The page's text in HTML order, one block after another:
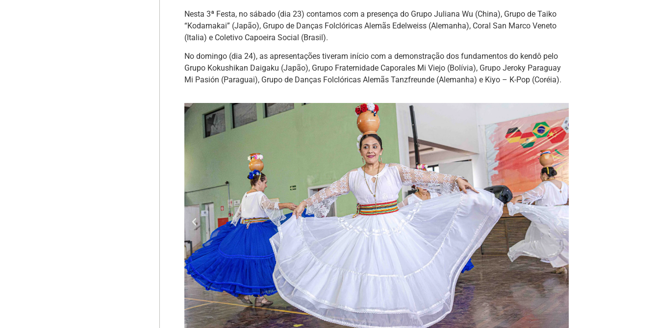
Nesta 3ª Festa, no sábado (dia 23) contamos com a presença do Grupo Juliana Wu (China), Grupo de Taiko
“Kodamakai” (Japão), Grupo de Danças Folclóricas Alemãs Edelweiss (Alemanha), Coral San Marco Veneto
(Italia) e Coletivo Capoeira Social (Brasil).
No domingo (dia 24), as apresentações tiveram início com a demonstração dos fundamentos do kendô pelo
Grupo Kokushikan Daigaku (Japão), Grupo Fraternidade Caporales Mi Viejo (Bolívia), Grupo Jeroky Paraguay
Mi Pasión (Paraguai), Grupo de Danças Folclóricas Alemãs Tanzfreunde (Alemanha) e Kiyo – K-Pop (Coréia).